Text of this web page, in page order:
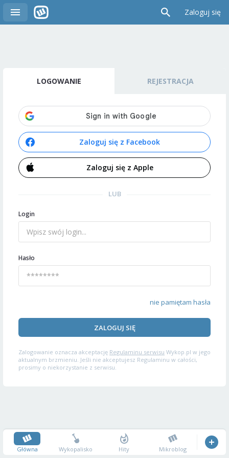
Zaloguj się
LOGOWANIE REJESTRACJA
Zaloguj się z Facebook
Zaloguj się z Apple
LUB
Login
Hasło
nie pamiętam hasła
ZALOGUJ SIĘ
Zalogowanie oznacza akceptację Regulaminu serwisu Wykop.pl w jego
aktualnym brzmieniu. Jeśli nie akceptujesz Regulaminu w całości,
prosimy o niekorzystanie z serwisu.
Główna Wykopalisko Hity Mikroblog